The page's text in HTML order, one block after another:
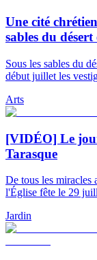
Une cité
sables du
Sous les sables du
début juillet les
Arts
[VIDÉO] Le
Tarasque
De tous les miracles
l'Église fête le 29
Jardin